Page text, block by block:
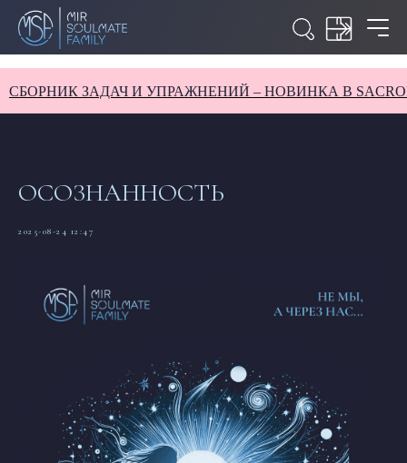
ЗАДАЧ И УПРАЖНЕНИЙ – НОВИНКА В
ОСОЗНАННОСТЬ
2025-08-24 12:47